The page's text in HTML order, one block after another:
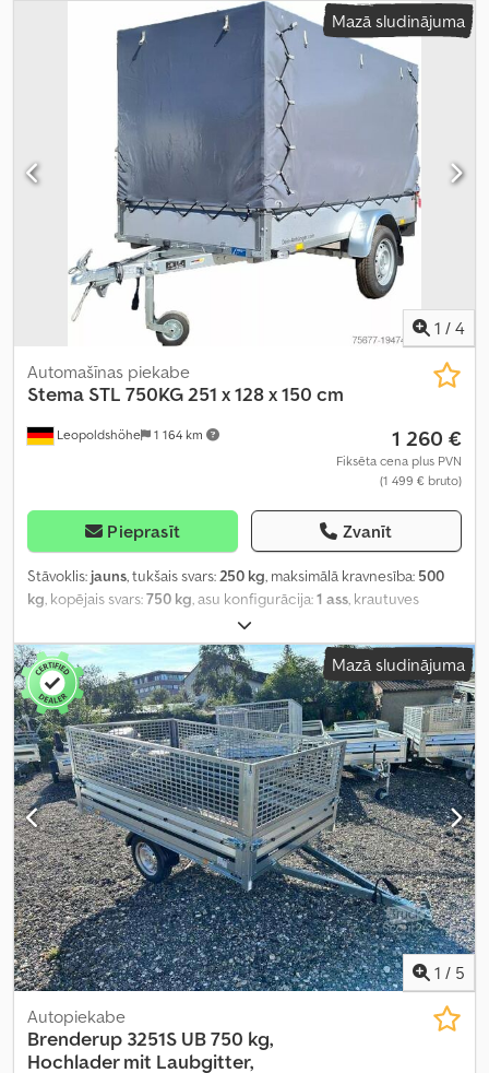
Mazā sludinājuma
1 / 4
Leopoldshöhe 1 164 km
Automašīnas piekabe
Stema STL 750KG 251 x 128 x 150 cm
1 260 €
Fiksēta cena plus PVN
(1 499 € bruto)
Pieprasīt Zvanīt
Stāvoklis: jauns, tukšais svars:250 kg, maksimālā kravnesība: 500
kg, kopējais svars:750 kg, asu konfigurācija:1 ass, krautuves
, iekraušanas vietas platums:
iekraušanas telpas augstums:1 500 mm,
Mazā sludinājuma
1 / 5
Autopiekabe
Brenderup 3251S UB 750 kg,
Hochlader mit Laubgitter,